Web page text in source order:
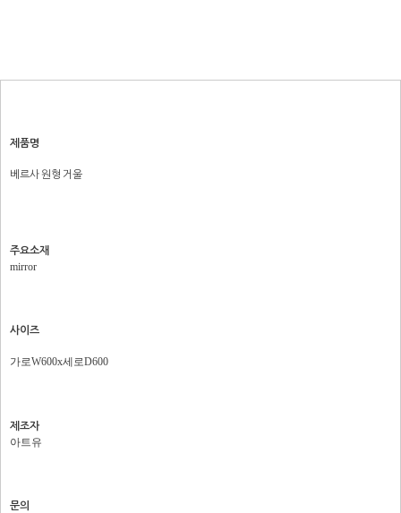
제품명
베르사 원형 거울
주요소재
mirror
사이즈
가로W600x세로D600
제조자
아트유
문의